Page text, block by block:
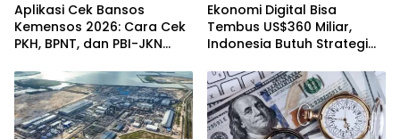
Aplikasi Cek Bansos
Kemensos 2026: Cara Cek
PKH, BPNT, dan PBI-JKN
Ekonomi Digital Bisa
Tembus US$360 Miliar,
Indonesia Butuh Strategi